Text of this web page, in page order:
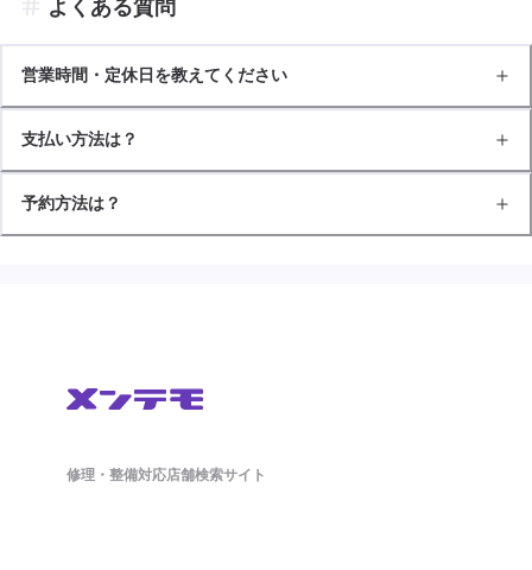
よくある質問
営業時間・定休日を教えてください
支払い方法は？
予約方法は？
修理・整備対応店舗検索サイト